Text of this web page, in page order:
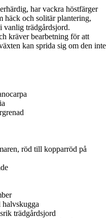
har vackra höstfärger
häck och solitär plantering,
vanlig trädgårdsjord.
kräver bearbetning för att
kan sprida sig om den inte
röd till kopparröd på
trädgårdsjord